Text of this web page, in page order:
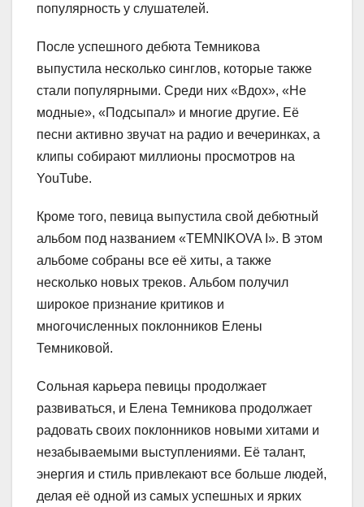
популярность у слушателей.
После успешного дебюта Темникова
выпустила несколько синглов, которые также
стали популярными. Среди них «Вдох», «Не
модные», «Подсыпал» и многие другие. Её
песни активно звучат на радио и вечеринках, а
клипы собирают миллионы просмотров на
YouTube.
Кроме того, певица выпустила свой дебютный
альбом под названием «TEMNIKOVA I». В этом
альбоме собраны все её хиты, а также
несколько новых треков. Альбом получил
широкое признание критиков и
многочисленных поклонников Елены
Темниковой.
Сольная карьера певицы продолжает
развиваться, и Елена Темникова продолжает
радовать своих поклонников новыми хитами и
незабываемыми выступлениями. Её талант,
энергия и стиль привлекают все больше людей,
делая её одной из самых успешных и ярких